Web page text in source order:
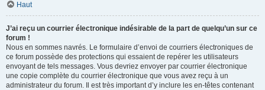
Haut
J’ai reçu un courrier électronique indésirable de la part de quelqu’un sur ce
forum !
Nous en sommes navrés. Le formulaire d’envoi de courriers électroniques de
ce forum possède des protections qui essaient de repérer les utilisateurs
envoyant de tels messages. Vous devriez envoyer par courrier électronique
une copie complète du courrier électronique que vous avez reçu à un
administrateur du forum. Il est très important d’y inclure les en-têtes contenant